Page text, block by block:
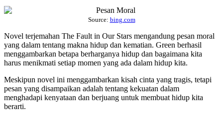
Source: bing.com
Novel terjemahan The Fault in Our Stars mengandung pesan moral
yang dalam tentang makna hidup dan kematian. Green berhasil
menggambarkan betapa berharganya hidup dan bagaimana kita
harus menikmati setiap momen yang ada dalam hidup kita.
Meskipun novel ini menggambarkan kisah cinta yang tragis, tetapi
pesan yang disampaikan adalah tentang kekuatan dalam
menghadapi kenyataan dan berjuang untuk membuat hidup kita
berarti.